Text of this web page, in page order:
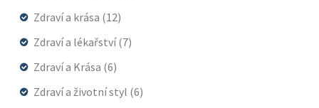
Zdraví a krása (12)
Zdraví a lékařství(7)
Zdraví a Krása (6)
Zdraví a životní styl (6)